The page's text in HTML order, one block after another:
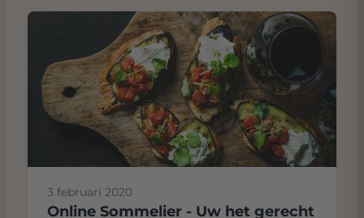
3 februari 2020
Online Sommelier - Uw het gerecht